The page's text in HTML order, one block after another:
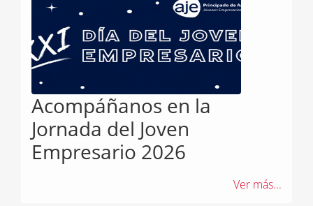
Acompáñanos en la
Jornada del Joven
Empresario 2026
Ver más...